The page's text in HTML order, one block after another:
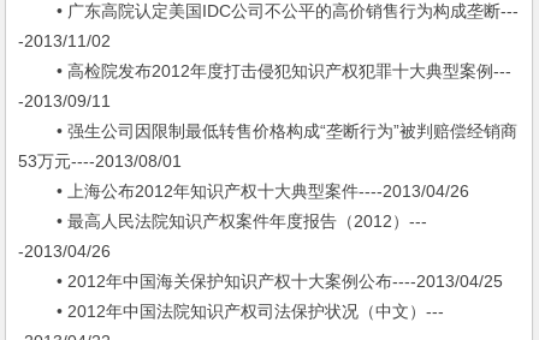
• 广东高院认定美国IDC公司不公平的高价销售行为构成垄断---
-2013/11/02
• 高检院发布2012年度打击侵犯知识产权犯罪十大典型案例---
-2013/09/11
• 强生公司因限制最低转售价格构成“垄断行为”被判赔偿经销商
53万元----2013/08/01
• 上海公布2012年知识产权十大典型案件----2013/04/26
• 最高人民法院知识产权案件年度报告（2012）---
-2013/04/26
• 2012年中国海关保护知识产权十大案例公布----2013/04/25
• 2012年中国法院知识产权司法保护状况（中文）---